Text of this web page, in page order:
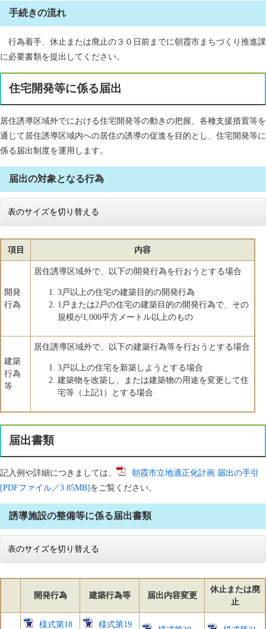
手続きの流れ
行為着手、休止または廃止の３０日前までに朝霞市まちづくり推進課
に必要書類を提出してください。
住宅開発等に係る届出
居住誘導区域外でにおける住宅開発等の動きの把握、各種支援措置等を
通じて居住誘導区域内への居住の誘導の促進を目的とし、住宅開発等に
係る届出制度を運用します。
届出の対象となる行為
表のサイズを切り替える
項目 内容
開発
行為
居住誘導区域外で、以下の開発行為を行おうとする場合
3戸以上の住宅の建築目的の開発行為
1戸または2戸の住宅の建築目的の開発行為で、その
規模が1,000平方メートル以上のもの
建築
行為
等
居住誘導区域外で、以下の建築行為等を行おうとする場合
3戸以上の住宅を新築しようとする場合
建築物を改築し、または建築物の用途を変更して住
宅等（上記1）とする場合
届出書類
記入例や詳細につきましては、
朝霞市立地適正化計画 届出の手引
[PDFファイル／3.85MB]をご覧ください。
誘導施設の整備等に係る届出書類
表のサイズを切り替える
開発行為 建築行為等 届出内容変更
休止または廃
止
様式第18
様式第19